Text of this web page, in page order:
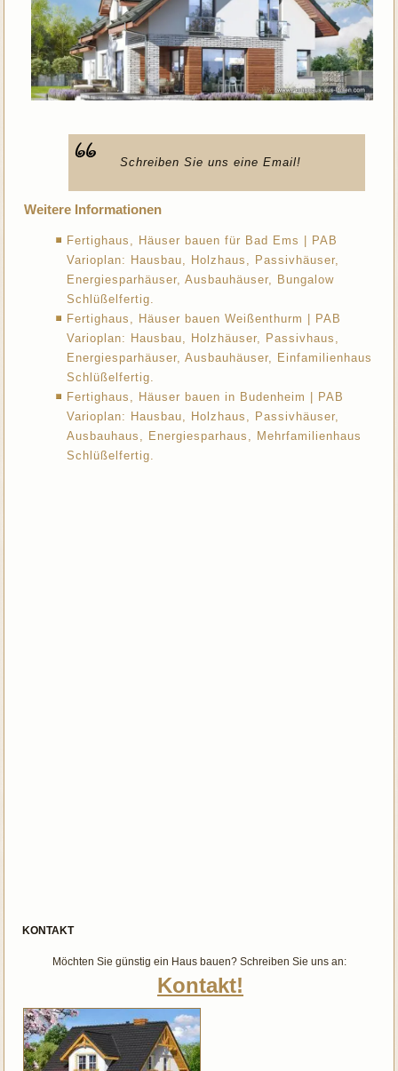
Schreiben Sie uns eine Email!
Weitere Informationen
Fertighaus, Häuser bauen für Bad Ems | PAB
Varioplan: Hausbau, Holzhaus, Passivhäuser,
Energiesparhäuser, Ausbauhäuser, Bungalow
Schlüßelfertig.
Fertighaus, Häuser bauen Weißenthurm | PAB
Varioplan: Hausbau, Holzhäuser, Passivhaus,
Energiesparhäuser, Ausbauhäuser, Einfamilienhaus
Schlüßelfertig.
Fertighaus, Häuser bauen in Budenheim | PAB
Varioplan: Hausbau, Holzhaus, Passivhäuser,
Ausbauhaus, Energiesparhaus, Mehrfamilienhaus
Schlüßelfertig.
KONTAKT
Möchten Sie günstig ein Haus bauen? Schreiben Sie uns an:
Kontakt!